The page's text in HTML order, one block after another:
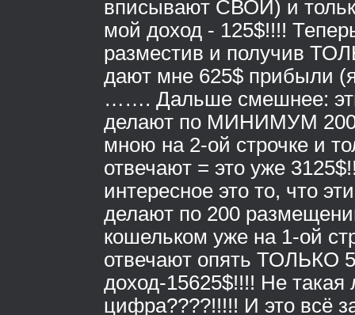
вписывают СВОИ) и
мой доход - 125$!!!!
разместив и получив
дают мне 625$ прибыли
……. Дальше смешнее:
делают по МИНИМУМ 200
мною на 2-ой строчке и
отвечают = это уже
интересное это то, что
делают по 200
кошельком уже на 1-ой
отвечают опять ТОЛЬКО
доход-15625$!!!! Не
цифра????!!!!! И это всё